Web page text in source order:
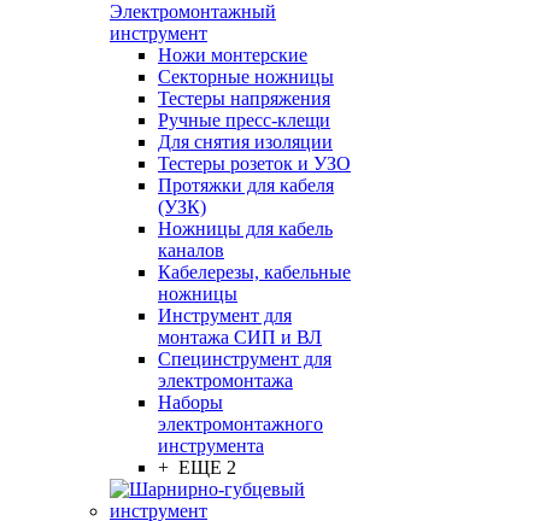
Электромонтажный
инструмент
Ножи монтерские
Секторные ножницы
Тестеры напряжения
Ручные пресс-клещи
Для снятия изоляции
Тестеры розеток и УЗО
Протяжки для кабеля
(УЗК)
Ножницы для кабель
каналов
Кабелерезы, кабельные
ножницы
Инструмент для
монтажа СИП и ВЛ
Специнструмент для
электромонтажа
Наборы
электромонтажного
инструмента
+ ЕЩЕ 2